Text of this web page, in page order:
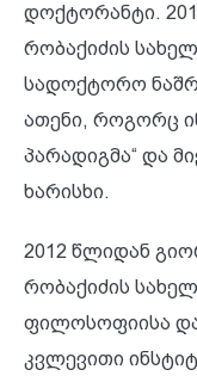
დოქტორანტი.
რობაქიძის
სადოქტორო
ათენი, როგორც
პარადიგმა“ და
ხარისხი.
2012 წლიდან
რობაქიძის
ფილოსოფიისა
კვლევითი